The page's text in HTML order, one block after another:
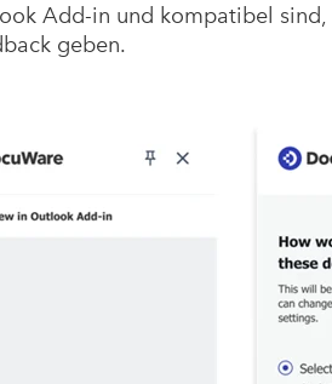
Add-in und kompatibel
geben.